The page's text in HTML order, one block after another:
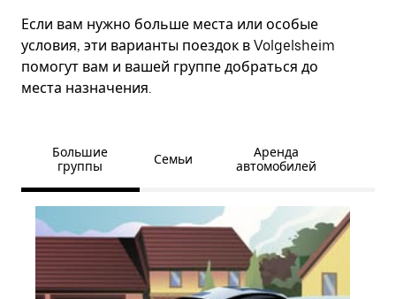
Если вам нужно больше места или особые
условия, эти варианты поездок в Volgelsheim
помогут вам и вашей группе добраться до
места назначения.
Большие
группы
Семьи
Аренда
автомобилей